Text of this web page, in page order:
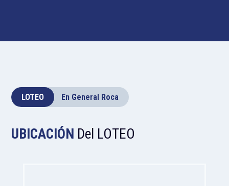
LOTEO En General Roca
UBICACIÓN Del LOTEO